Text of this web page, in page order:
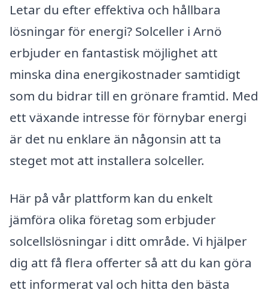
Letar du efter effektiva och hållbara
lösningar för energi? Solceller i Arnö
erbjuder en fantastisk möjlighet att
minska dina energikostnader samtidigt
som du bidrar till en grönare framtid. Med
ett växande intresse för förnybar energi
är det nu enklare än någonsin att ta
steget mot att installera solceller.
Här på vår plattform kan du enkelt
jämföra olika företag som erbjuder
solcellslösningar i ditt område. Vi hjälper
dig att få flera offerter så att du kan göra
ett informerat val och hitta den bästa